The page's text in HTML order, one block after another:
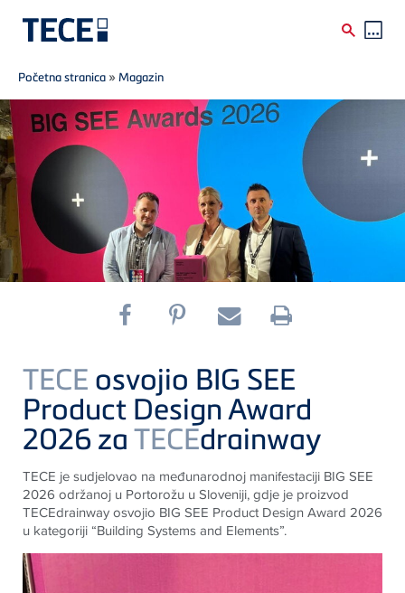
Skip to main content
Breadcrumb
Početna stranica »Magazin
TECE osvojio BIG SEE
Product Design Award
2026 zaTECEdrainway
TECE je sudjelovao na međunarodnoj manifestaciji BIG SEE
2026 održanoj u Portorožu u Sloveniji, gdje je proizvod
TECEdrainway osvojio BIG SEE Product Design Award 2026
u kategoriji “Building Systems and Elements”.